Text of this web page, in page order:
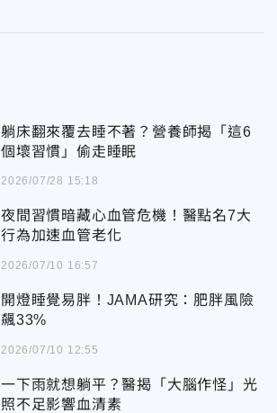
躺床翻來覆去睡不著？營養師揭「這6
個壞習慣」偷走睡眠
2026/07/28 15:18
夜間習慣暗藏心血管危機！醫點名7大
行為加速血管老化
2026/07/10 16:57
開燈睡覺易胖！JAMA研究：肥胖風險
飆33%
2026/07/10 12:55
一下雨就想躺平？醫揭「大腦作怪」光
照不足影響血清素